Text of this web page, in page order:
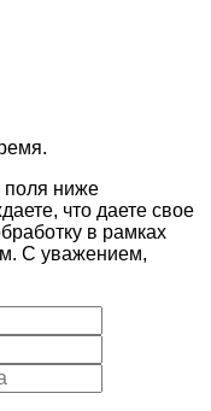
поля ниже
что даете свое
в рамках
С уважением,